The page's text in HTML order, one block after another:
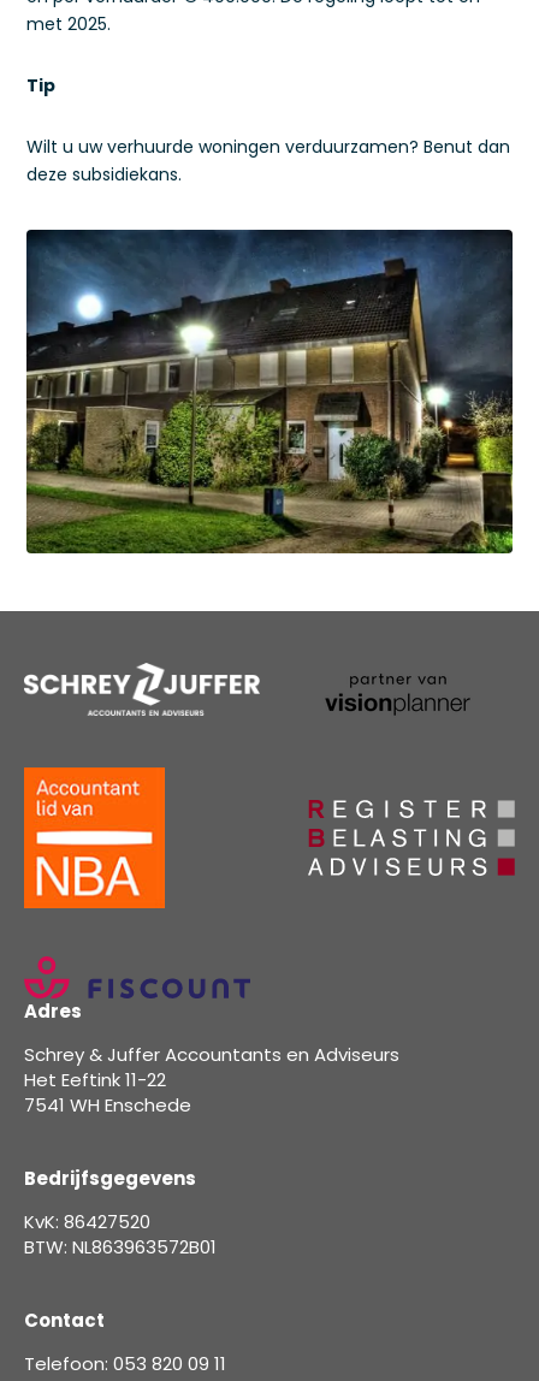
met 2025.
Tip
Wilt u uw verhuurde woningen verduurzamen? Benut dan
deze subsidiekans.
Adres
Schrey & Juffer Accountants en Adviseurs
Het Eeftink 11-22
7541 WH Enschede
Bedrijfsgegevens
KvK: 86427520
BTW: NL863963572B01
Contact
Telefoon: 053 820 09 11